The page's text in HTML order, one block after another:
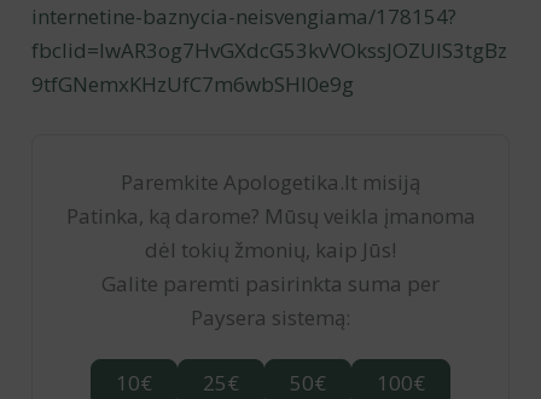
internetine-baznycia-neisvengiama/178154?
fbclid=IwAR3og7HvGXdcG53kvVOkssJOZUIS3tgBz
9tfGNemxKHzUfC7m6wbSHl0e9g
Paremkite Apologetika.lt misiją
Patinka, ką darome? Mūsų veikla įmanoma
dėl tokių žmonių, kaip Jūs!
Galite paremti pasirinkta suma per
Paysera sistemą:
10€ 25€ 50€
100€